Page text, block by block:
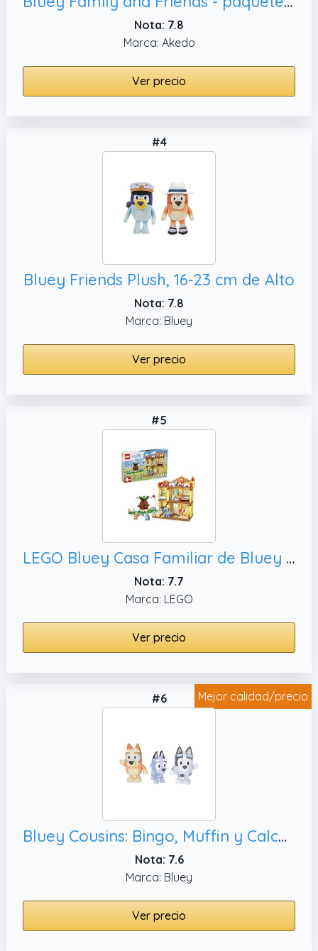
Nota: 7.8
Marca: Akedo
Ver precio
#4
Bluey Friends Plush, 16-23 cm de Alto
Nota: 7.8
Marca: Bluey
Ver precio
#5
LEGO Bluey Casa Familiar de Bluey de Juguete - Juego Educativo Modular con Habitaciones, 4 Minifiguras Inc. Bingo y Más - Regalo para Niños y Niñas de 4+ Años Fans de la Serie de TV 11203
Nota: 7.7
Marca: LEGO
Ver precio
Mejor calidad/precio
#6
Bluey Cousins: Bingo, Muffin y Calcetines Figura Juego de 3 Figuras de acción articuladas de 2.5 Pulgadas Juguete Coleccionable Oficial
Nota: 7.6
Marca: Bluey
Ver precio